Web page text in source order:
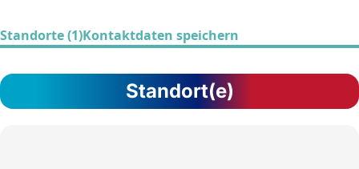
Standorte (1)Kontaktdaten speichern
Standort(e)